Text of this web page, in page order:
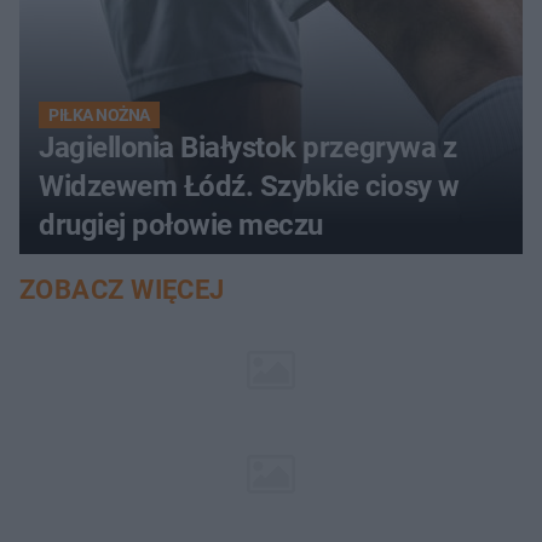
PIŁKA NOŻNA
Jagiellonia Białystok przegrywa z
Widzewem Łódź. Szybkie ciosy w
drugiej połowie meczu
ZOBACZ WIĘCEJ